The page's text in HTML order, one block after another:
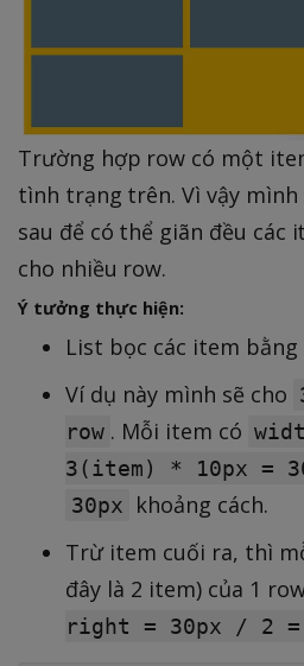
Trường hợp row có một
tình trạng trên. Vì vậy
sau để có thể giãn đều các
cho nhiều row.
Ý tưởng thực hiện:
List bọc các item bằng
Ví dụ này mình sẽ cho
row . Mỗi item có
3(item) * 10px =
30px
khoảng cách.
Trừ item cuối ra, thì
đây là 2 item) của 1
right = 30px / 2 =